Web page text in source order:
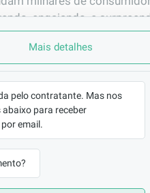
engajando, e
AQUI
parte de uma das
grandes marcas de
delas são as que mais
e inovação?
carreira com possibilidade
6 meses de
Mais detalhes
pelo contratante. Mas nos
para receber
email.